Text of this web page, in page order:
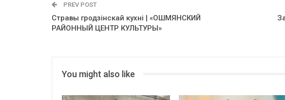
PREV POST
Стравы гродзінскай кухні | «ОШМЯНСКИЙ
РАЙОННЫЙ ЦЕНТР КУЛЬТУРЫ»
You might also like